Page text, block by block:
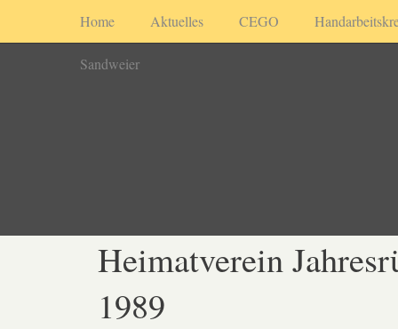
Home Aktuelles CEGO
Sandweier
Heimatverein
1989